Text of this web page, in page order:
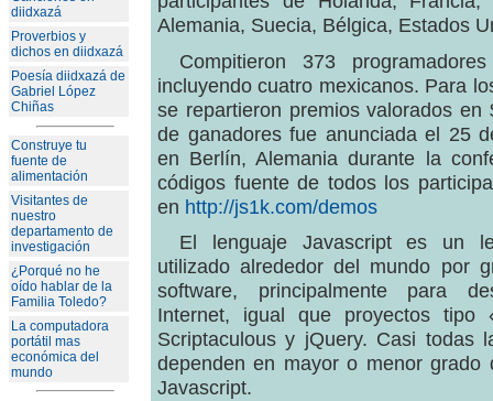
diidxazá
Proverbios y
dichos en diidxazá
Poesía diidxazá de
Gabriel López
Chiñas
Construye tu
fuente de
alimentación
Visitantes de
nuestro
departamento de
investigación
¿Porqué no he
oído hablar de la
Familia Toledo?
La computadora
portátil mas
económica del
mundo
Alemania, Suecia, Bélgica, Estados
Compitieron 373
incluyendo cuatro mexicanos. Para
se repartieron premios valorados en
de ganadores fue anunciada el 25
en Berlín, Alemania durante la
códigos fuente de todos los
en http://js1k.com/demos
El lenguaje Javascript es un
utilizado alrededor del mundo por
software, principalmente para
Internet, igual que proyectos tipo
Scriptaculous y jQuery. Casi todas
dependen en mayor o menor grado
Javascript.